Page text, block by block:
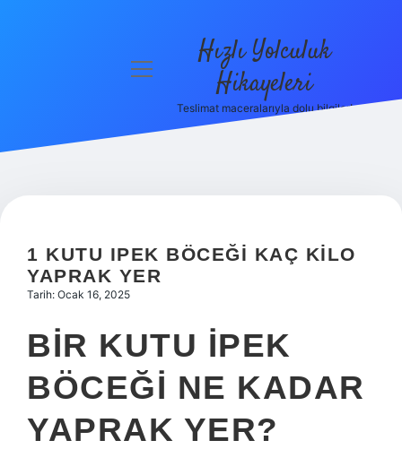
Hakkımızda
menüyü
Hızlı Yolculuk
Hikayeleri
Teslimat maceralarıyla dolu bilgiler!
1 KUTU IPEK BÖCEĞI KAÇ KILO
YAPRAK YER
Tarih: Ocak 16, 2025
BIR KUTU IPEK
BÖCEĞI NE KADAR
YAPRAK YER?